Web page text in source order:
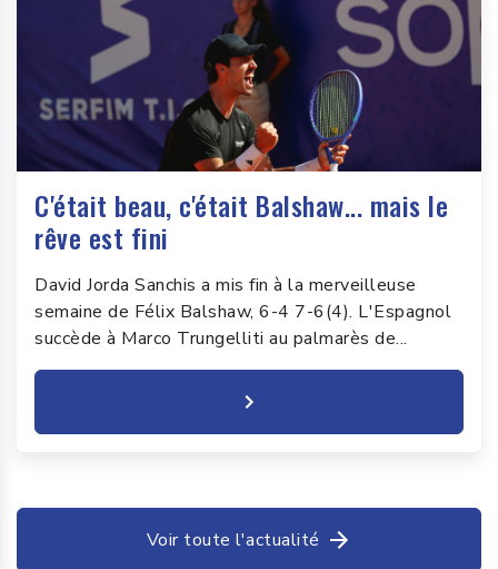
C'était beau, c'était Balshaw... mais le
rêve est fini
David Jorda Sanchis a mis fin à la merveilleuse
semaine de Félix Balshaw, 6-4 7-6(4). L'Espagnol
succède à Marco Trungelliti au palmarès de...
Voir toute l'actualité